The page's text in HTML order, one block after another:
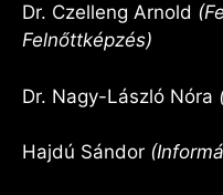
Dr. Czelleng Arnold
Felnőttképzés)
Dr. Nagy-László Nóra
Hajdú Sándor